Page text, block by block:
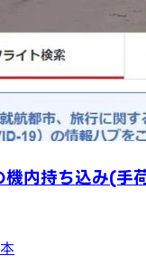
内持ち込み(手